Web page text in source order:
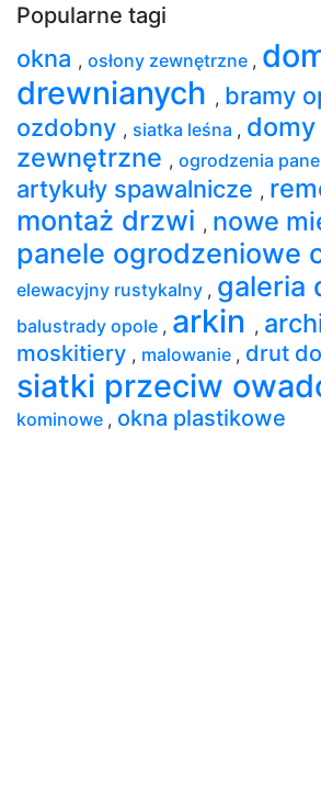
Popularne tagi
okna , osłony zewnętrzne ,
drewnianych , bramy
ozdobny , siatka leśna , domy
zewnętrzne , ogrodzenia
artykuły spawalnicze ,
montaż drzwi , nowe
panele ogrodzeniowe
elewacyjny rustykalny , galeria
balustrady opole , arkin ,
moskitiery , malowanie , drut
siatki przeciw
kominowe , okna plastikowe